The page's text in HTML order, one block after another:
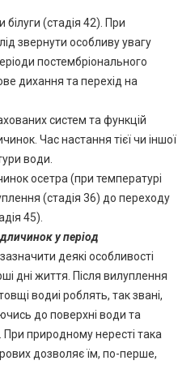
(стадія 42). При
звернути особливу увагу
постембріонального
дихання та перехід на
систем та функцій
Час настання тієї чи іншої
води.
осетра (при температурі
(стадія 36) до переходу
45).
у період
деякі особливості
дні життя. Після вилуплення
водиі роблять, так звані,
до поверхні води та
природному нересті така
дозволяє їм, по-перше,